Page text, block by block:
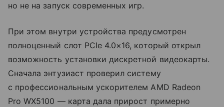
но не на запуск современных игр.
При этом внутри устройства предусмотрен
полноценный слот PCIe 4.0×16, который открыл
возможность установки дискретной видеокарты.
Сначала энтузиаст проверил систему
с профессиональным ускорителем AMD Radeon
Pro WX5100 — карта дала прирост примерно